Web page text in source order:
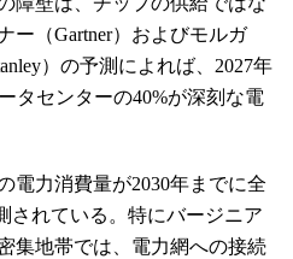
ー（Gartner）およびモルガ
）の予測によれば、2027年
タセンターの40%が深刻な電
電力消費量が2030年までに全
されている 。特にバージニア
集地帯では、電力網への接続